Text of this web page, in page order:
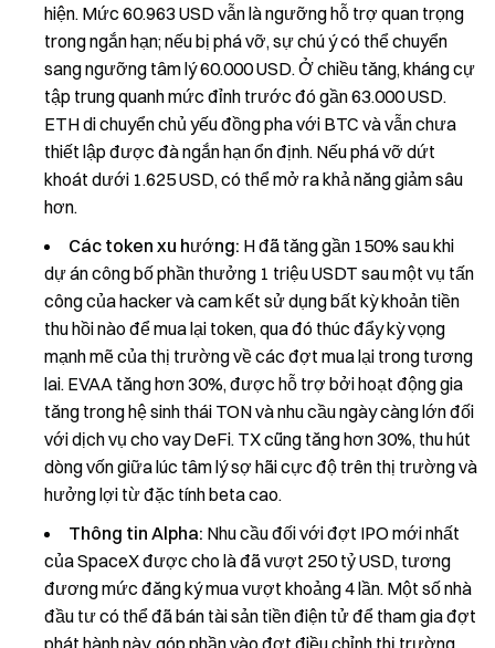
hiện. Mức 60.963 USD vẫn là ngưỡng hỗ trợ quan trọng
trong ngắn hạn; nếu bị phá vỡ, sự chú ý có thể chuyển
sang ngưỡng tâm lý 60.000 USD. Ở chiều tăng, kháng cự
tập trung quanh mức đỉnh trước đó gần 63.000 USD.
ETH di chuyển chủ yếu đồng pha với BTC và vẫn chưa
thiết lập được đà ngắn hạn ổn định. Nếu phá vỡ dứt
khoát dưới 1.625 USD, có thể mở ra khả năng giảm sâu
hơn.
Các token xu hướng: H đã tăng gần 150% sau khi
dự án công bố phần thưởng 1 triệu USDT sau một vụ tấn
công của hacker và cam kết sử dụng bất kỳ khoản tiền
thu hồi nào để mua lại token, qua đó thúc đẩy kỳ vọng
mạnh mẽ của thị trường về các đợt mua lại trong tương
lai. EVAA tăng hơn 30%, được hỗ trợ bởi hoạt động gia
tăng trong hệ sinh thái TON và nhu cầu ngày càng lớn đối
với dịch vụ cho vay DeFi. TX cũng tăng hơn 30%, thu hút
dòng vốn giữa lúc tâm lý sợ hãi cực độ trên thị trường và
hưởng lợi từ đặc tính beta cao.
Thông tin Alpha: Nhu cầu đối với đợt IPO mới nhất
của SpaceX được cho là đã vượt 250 tỷ USD, tương
đương mức đăng ký mua vượt khoảng 4 lần. Một số nhà
đầu tư có thể đã bán tài sản tiền điện tử để tham gia đợt
phát hành này, góp phần vào đợt điều chỉnh thị trường